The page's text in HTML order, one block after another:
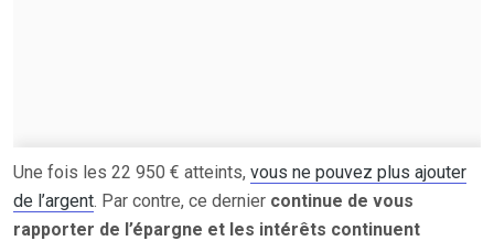
Une fois les 22 950 € atteints, vous ne pouvez plus ajouter
de l’argent. Par contre, ce dernier continue de vous
rapporter de l’épargne et les intérêts continuent